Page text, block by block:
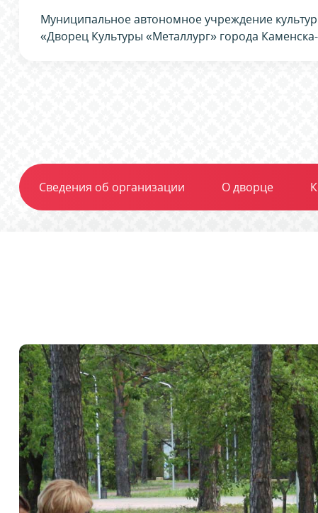
Муниципальное автономное учреждение
«Дворец Культуры «Металлург» города
Сведения об организации О дворце